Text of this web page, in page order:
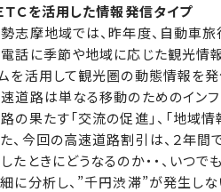
ＴＣを活用した情報発信タイプ
志摩地域では、昨年度、自動車旅
話に季節や地域に応じた観光情
を活用して観光圏の動態情報を
道路は単なる移動のためのインフ
の果たす「交流の促進」、「地域
、今回の高速道路割引は、２年間
たときにどうなるのか・・、いつ
に分析し、”千円渋滞”が発生し